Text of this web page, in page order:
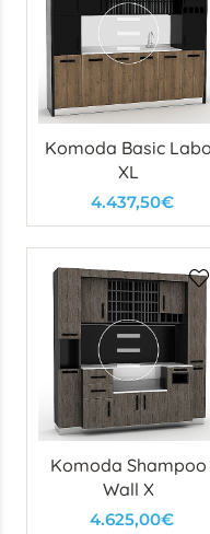
Komoda Basic Labo
XL
4.437,50€
Komoda Shampoo
Wall X
4.625,00€